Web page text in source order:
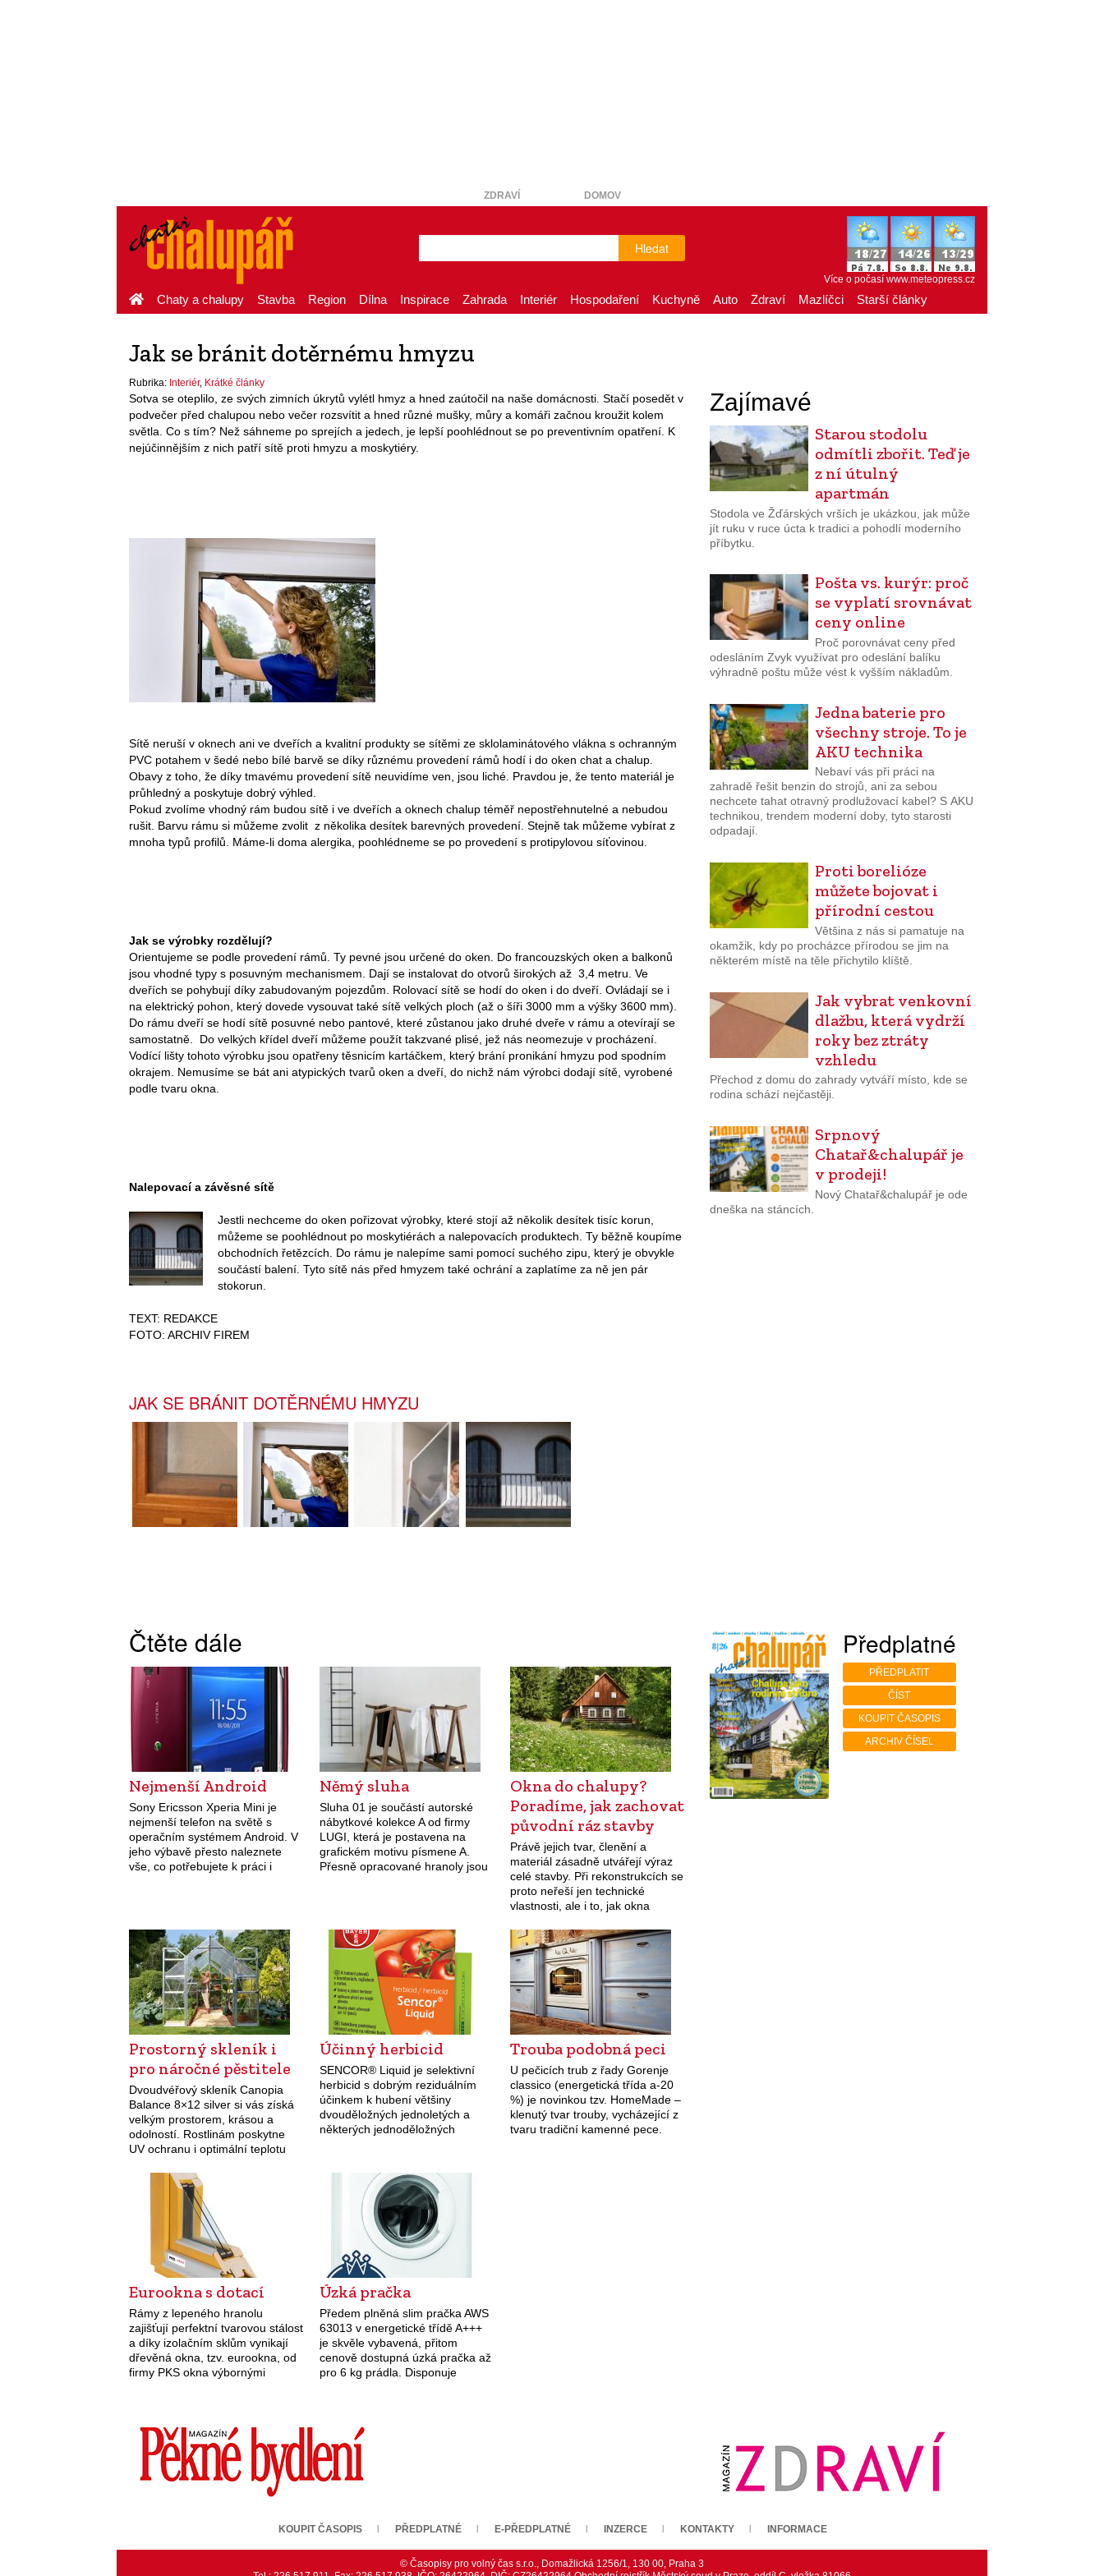
ZDRAVÍ DOMOV
Hledat
Více o počasí www.meteopress.cz
Chaty a chalupy Stavba Region Dílna Inspirace Zahrada Interiér Hospodaření Kuchyně Auto Zdraví Mazlíčci Starší články
Jak se bránit dotěrnému hmyzu
Rubrika: Interiér, Krátké články
Sotva se oteplilo, ze svých zimních úkrytů vylétl hmyz a hned zaútočil na naše domácnosti. Stačí posedět v
podvečer před chalupou nebo večer rozsvítit a hned různé mušky, můry a komáři začnou kroužit kolem
světla. Co s tím? Než sáhneme po sprejích a jedech, je lepší poohlédnout se po preventivním opatření. K
nejúčinnějším z nich patří sítě proti hmyzu a moskytiéry.
Sítě neruší v oknech ani ve dveřích a kvalitní produkty se sítěmi ze sklolaminátového vlákna s ochranným
PVC potahem v šedé nebo bílé barvě se díky různému provedení rámů hodí i do oken chat a chalup.
Obavy z toho, že díky tmavému provedení sítě neuvidíme ven, jsou liché. Pravdou je, že tento materiál je
průhledný a poskytuje dobrý výhled.
Pokud zvolíme vhodný rám budou sítě i ve dveřích a oknech chalup téměř nepostřehnutelné a nebudou
rušit. Barvu rámu si můžeme zvolit z několika desítek barevných provedení. Stejně tak můžeme vybírat z
mnoha typů profilů. Máme-li doma alergika, poohlédneme se po provedení s protipylovou síťovinou.
Jak se výrobky rozdělují?
Orientujeme se podle provedení rámů. Ty pevné jsou určené do oken. Do francouzských oken a balkonů
jsou vhodné typy s posuvným mechanismem. Dají se instalovat do otvorů širokých až 3,4 metru. Ve
dveřích se pohybují díky zabudovaným pojezdům. Rolovací sítě se hodí do oken i do dveří. Ovládají se i
na elektrický pohon, který dovede vysouvat také sítě velkých ploch (až o šíři 3000 mm a výšky 3600 mm).
Do rámu dveří se hodí sítě posuvné nebo pantové, které zůstanou jako druhé dveře v rámu a otevírají se
samostatně. Do velkých křídel dveří můžeme použít takzvané plisé, jež nás neomezuje v procházení.
Vodící lišty tohoto výrobku jsou opatřeny těsnicím kartáčkem, který brání pronikání hmyzu pod spodním
okrajem. Nemusíme se bát ani atypických tvarů oken a dveří, do nichž nám výrobci dodají sítě, vyrobené
podle tvaru okna.
Nalepovací a závěsné sítě
Jestli nechceme do oken pořizovat výrobky, které stojí až několik desítek tisíc korun,
můžeme se poohlédnout po moskytiérách a nalepovacích produktech. Ty běžně koupíme
obchodních řetězcích. Do rámu je nalepíme sami pomocí suchého zipu, který je obvykle
součástí balení. Tyto sítě nás před hmyzem také ochrání a zaplatíme za ně jen pár
stokorun.
TEXT: REDAKCE
FOTO: ARCHIV FIREM
JAK SE BRÁNIT DOTĚRNÉMU HMYZU
Zajímavé
Starou stodolu
odmítli zbořit. Teď je
z ní útulný
apartmán
Stodola ve Žďárských vrších je ukázkou, jak může
jít ruku v ruce úcta k tradici a pohodlí moderního
příbytku.
Pošta vs. kurýr: proč
se vyplatí srovnávat
ceny online
Proč porovnávat ceny před
odesláním Zvyk využívat pro odeslání balíku
výhradně poštu může vést k vyšším nákladům.
Jedna baterie pro
všechny stroje. To je
AKU technika
Nebaví vás při práci na
zahradě řešit benzin do strojů, ani za sebou
nechcete tahat otravný prodlužovací kabel? S AKU
technikou, trendem moderní doby, tyto starosti
odpadají.
Proti borelióze
můžete bojovat i
přírodní cestou
Většina z nás si pamatuje na
okamžik, kdy po procházce přírodou se jim na
některém místě na těle přichytilo klíště.
Jak vybrat venkovní
dlažbu, která vydrží
roky bez ztráty
vzhledu
Přechod z domu do zahrady vytváří místo, kde se
rodina schází nejčastěji.
Srpnový
Chatař&chalupář je
v prodeji!
Nový Chatař&chalupář je ode
dneška na stáncích.
Čtěte dále
Nejmenší Android
Sony Ericsson Xperia Mini je
nejmenší telefon na světě s
operačním systémem Android. V
jeho výbavě přesto naleznete
vše, co potřebujete k práci i
Němý sluha
Sluha 01 je součástí autorské
nábytkové kolekce A od firmy
LUGI, která je postavena na
grafickém motivu písmene A.
Přesně opracované hranoly jsou
Okna do chalupy?
Poradíme, jak zachovat
původní ráz stavby
Právě jejich tvar, členění a
materiál zásadně utvářejí výraz
celé stavby. Při rekonstrukcích se
proto neřeší jen technické
vlastnosti, ale i to, jak okna
tradice.
Prostorný skleník i
pro náročné pěstitele
Dvoudvéřový skleník Canopia
Balance 8×12 silver si vás získá
velkým prostorem, krásou a
odolností. Rostlinám poskytne
UV ochranu i optimální teplotu
stěnám, které jsou téměř
nerozbitné. Robustní konstrukce
z hliníkového rámu a…
Účinný herbicid
SENCOR® Liquid je selektivní
herbicid s dobrým reziduálním
účinkem k hubení většiny
dvouděložných jednoletých a
některých jednoděložných
který působí jako půdní i listový
herbicid. Aplikuje se…
Trouba podobná peci
U pečicích trub z řady Gorenje
classico (energetická třída a-20
%) je novinkou tzv. HomeMade –
klenutý tvar trouby, vycházející z
tvaru tradiční kamenné pece.
Eurookna s dotací
Rámy z lepeného hranolu
zajišťují perfektní tvarovou stálost
a díky izolačním sklům vynikají
dřevěná okna, tzv. eurookna, od
firmy PKS okna výbornými
projektu…
Úzká pračka
Předem plněná slim pračka AWS
63013 v energetické třídě A+++
je skvěle vybavená, přitom
cenově dostupná úzká pračka až
pro 6 kg prádla. Disponuje
Předplatné
PŘEDPLATIT
ČÍST
KOUPIT ČASOPIS
ARCHIV ČÍSEL
KOUPIT ČASOPIS PŘEDPLATNÉ E-PŘEDPLATNÉ INZERCE KONTAKTY INFORMACE
© Časopisy pro volný čas s.r.o., Domažlická 1256/1, 130 00, Praha 3